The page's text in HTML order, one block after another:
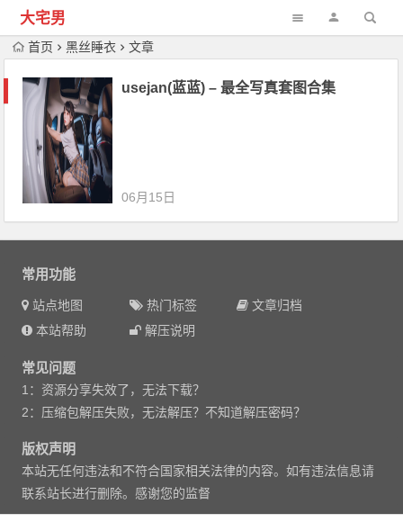
大宅男
首页 黑丝睡衣 文章
usejan(蓝蓝) – 最全写真套图合集
06月15日
常用功能
站点地图 热门标签
文章归档
本站帮助
解压说明
常见问题
1：资源分享失效了，无法下载？
2：压缩包解压失败，无法解压？不知道解压密码？
版权声明
本站无任何违法和不符合国家相关法律的内容。如有违法信息请
联系站长进行删除。感谢您的监督